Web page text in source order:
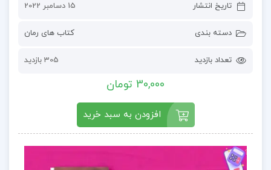
تاریخ انتشار 15 دسامبر 2022
دسته بندی کتاب های رمان
تعداد بازدید 305 بازدید
30,000 تومان
افزودن به سبد خرید